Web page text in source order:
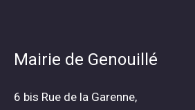
Mairie de Genouillé
6 bis Rue de la Garenne,